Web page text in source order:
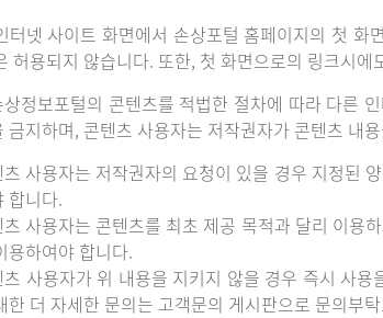
터넷 사이트 화면에서 손상포털 홈페이지의 첫 화
허용되지 않습니다. 또한, 첫 화면으로의 링크시
상정보포털의 콘텐츠를 적법한 절차에 따라 다른
금지하며, 콘텐츠 사용자는 저작권자가 콘텐츠 내
츠 사용자는 저작권자의 요청이 있을 경우 지정된
합니다.
츠 사용자는 콘텐츠를 최초 제공 목적과 달리 이용
용하여야 합니다.
츠 사용자가 위 내용을 지키지 않을 경우 즉시 사
한 더 자세한 문의는 고객문의 게시판으로 문의부